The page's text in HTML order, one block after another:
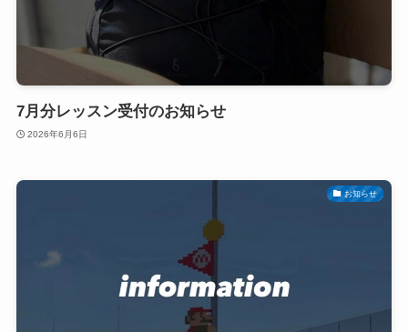
7月分レッスン受付のお知らせ
2026年6月6日
お知らせ